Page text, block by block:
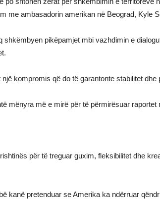
me ambasadorin amerikan në Beograd, Kyle
shkëmbyen pikëpamjet mbi vazhdimin e
kompromis që do të garantonte stabilitet dhe
mënyra më e mirë për të përmirësuar raportet
për të treguar guxim, fleksibilitet dhe
kanë pretenduar se Amerika ka ndërruar